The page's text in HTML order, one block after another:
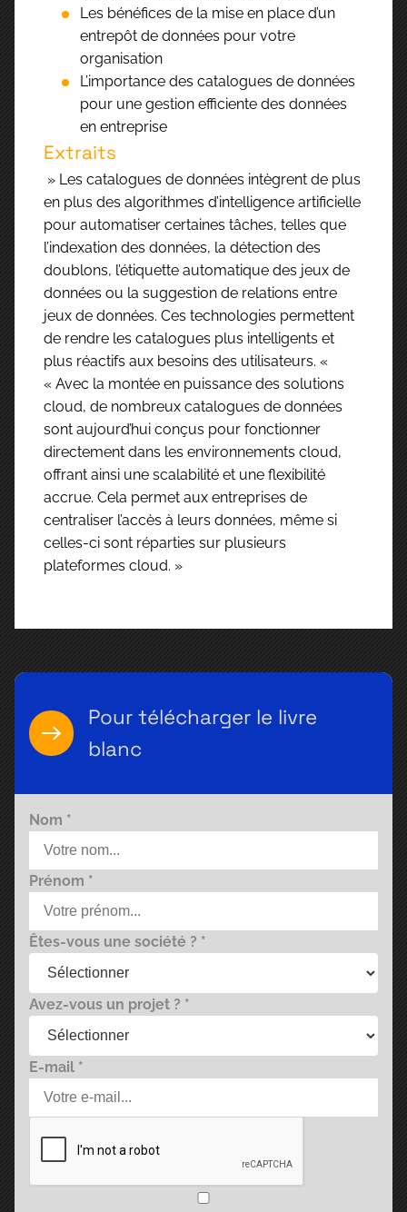
Les bénéfices de la mise en place d’un
entrepôt de données pour votre
organisation
L’importance des catalogues de données
pour une gestion efficiente des données
en entreprise
Extraits
» Les catalogues de données intègrent de plus
en plus des algorithmes d’intelligence artificielle
pour automatiser certaines tâches, telles que
l’indexation des données, la détection des
doublons, l’étiquette automatique des jeux de
données ou la suggestion de relations entre
jeux de données. Ces technologies permettent
de rendre les catalogues plus intelligents et
plus réactifs aux besoins des utilisateurs. «
« Avec la montée en puissance des solutions
cloud, de nombreux catalogues de données
sont aujourd’hui conçus pour fonctionner
directement dans les environnements cloud,
offrant ainsi une scalabilité et une flexibilité
accrue. Cela permet aux entreprises de
centraliser l’accès à leurs données, même si
celles-ci sont réparties sur plusieurs
plateformes cloud. »
Pour télécharger le livre
blanc
Nom *
Prénom *
Êtes-vous une société ? *
Avez-vous un projet ? *
E-mail *